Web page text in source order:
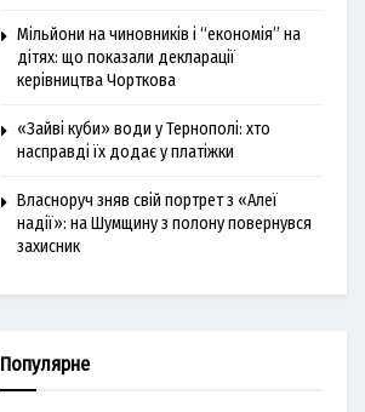
Мільйони на чиновників і “економія” на
дітях: що показали декларації
керівництва Чорткова
«Зайві куби» води у Тернополі: хто
насправді їх додає у платіжки
Власноруч зняв свій портрет з «Алеї
надії»: на Шумщину з полону повернувся
захисник
Популярне